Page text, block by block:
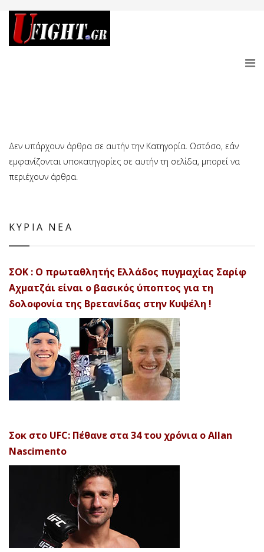
Δεν υπάρχουν άρθρα σε αυτήν την Κατηγορία. Ωστόσο, εάν
εμφανίζονται υποκατηγορίες σε αυτήν τη σελίδα, μπορεί να
περιέχουν άρθρα.
ΚΥΡΙΑ ΝΕΑ
ΣΟΚ : Ο πρωταθλητής Ελλάδος πυγμαχίας Σαρίφ
Αχματζάι είναι ο βασικός ύποπτος για τη
δολοφονία της Βρετανίδας στην Κυψέλη !
Σοκ στο UFC: Πέθανε στα 34 του χρόνια ο Allan
Nascimento